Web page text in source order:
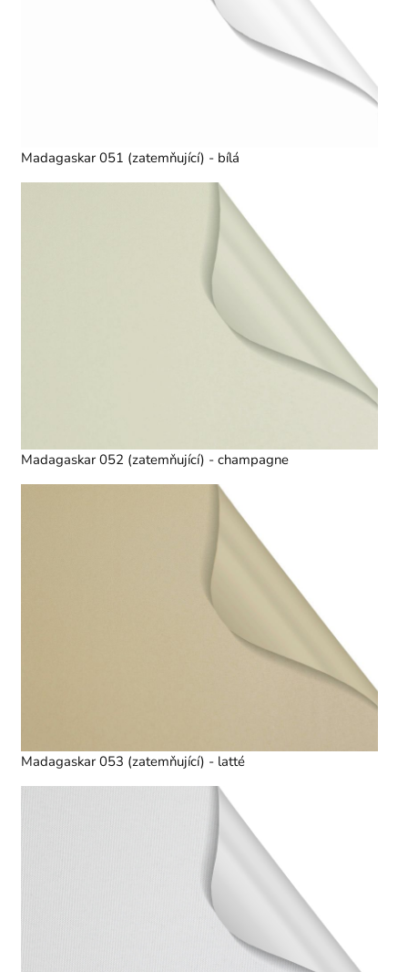
Madagaskar 051 (zatemňující) - bílá
Madagaskar 052 (zatemňující) - champagne
Madagaskar 053 (zatemňující) - latté